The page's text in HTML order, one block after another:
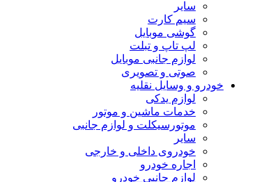
سایر
سیم کارت
گوشی موبایل
لپ تاپ و تبلت
لوازم جانبی موبایل
صوتی و تصویری
خودرو و وسایل نقلیه
لوازم یدکی
خدمات ماشین و موتور
موتورسیکلت و لوازم جانبی
سایر
خودروی داخلی و خارجی
اجاره خودرو
لوازم جانبی خودرو